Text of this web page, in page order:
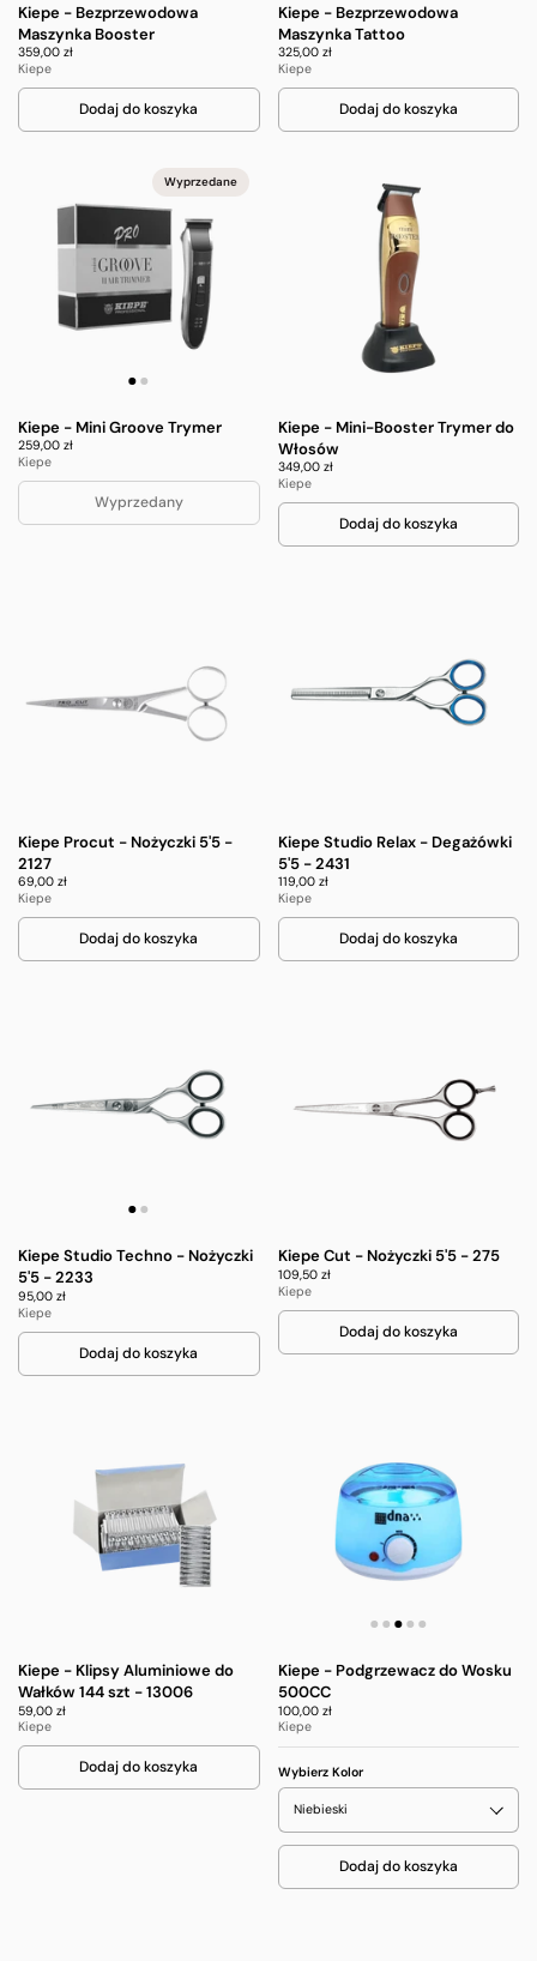
Kiepe - Bezprzewodowa
Maszynka Booster
359,00 zł
Kiepe
Dodaj do koszyka
Kiepe - Bezprzewodowa
Maszynka Tattoo
325,00 zł
Kiepe
Dodaj do koszyka
Kiepe - Mini Groove Trymer
259,00 zł
Kiepe
Wyprzedany
Wyprzedane
Kiepe - Mini-Booster Trymer do
Włosów
349,00 zł
Kiepe
Dodaj do koszyka
Kiepe Procut - Nożyczki 5'5 -
2127
69,00 zł
Kiepe
Dodaj do koszyka
Kiepe Studio Relax - Degażówki
5'5 - 2431
119,00 zł
Kiepe
Dodaj do koszyka
Kiepe Studio Techno - Nożyczki
5'5 - 2233
95,00 zł
Kiepe
Dodaj do koszyka
Kiepe Cut - Nożyczki 5'5 - 275
109,50 zł
Kiepe
Dodaj do koszyka
Kiepe - Klipsy Aluminiowe do
Wałków 144 szt - 13006
59,00 zł
Kiepe
Dodaj do koszyka
Kiepe - Podgrzewacz do Wosku
500CC
100,00 zł
Kiepe
Wybierz Kolor
Dodaj do koszyka